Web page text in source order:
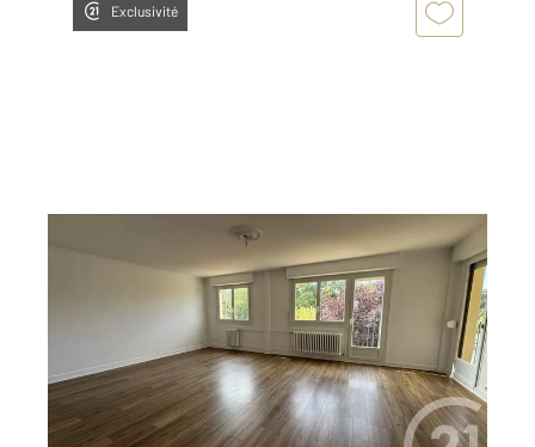
Exclusivité
, 3 pièces
Appartement T3 à louer
770 €
par mois charges comprises
Visiter le site dédié